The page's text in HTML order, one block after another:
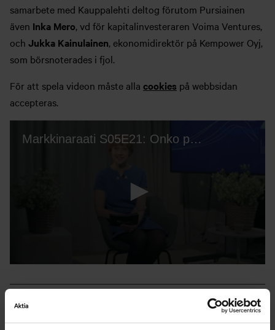
samarbete med Kauppalehti deltog förutom Pursiainen
även Inka Mero, vd för kapitalinvesteraren Voima Ventures,
och Jukka Kainulainen, ekonomidirektör på Kempower Oyj,
som börsnoterades i fjol.
För att spela videon måste alla cookies på webbsidan
accepteras.